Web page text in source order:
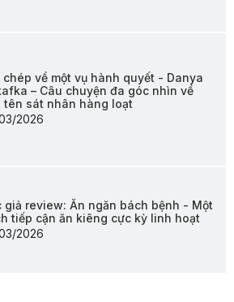
chép về một vụ hành quyết - Danya
– Câu chuyện đa góc nhìn về
tên sát nhân hàng loạt
2026
giả review: Ăn ngăn bách bệnh - Một
tiếp cận ăn kiêng cực kỳ linh hoạt
2026